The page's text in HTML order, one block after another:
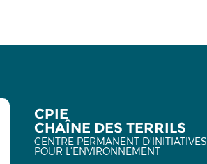
CPIE
CHAÎNE DES TERRILS
CENTRE PERMANENT D'INITIATIVES
POUR L'ENVIRONNEMENT